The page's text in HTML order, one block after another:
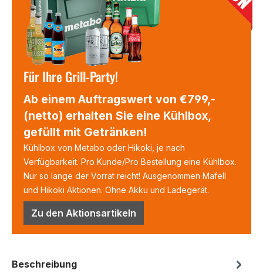
Für Ihre Grill-Party!
Ab einem Auftragswert von €799,-
(netto) erhalten Sie eine Kühlbox,
gefüllt mit Getränken!
Kühlbox von Metabo oder Hikoki, je nach
Verfügbarkeit. Pro Kunde/Pro Bestellung eine Kühlbox.
Nur so lange der Vorrat reicht! Ausgenommen Mafell
und Hikoki Aktionen. Ohne Akku und Ladegerät.
Zu den Aktionsartikeln
Beschreibung